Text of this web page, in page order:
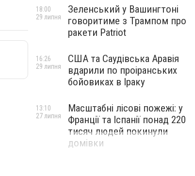
Зеленський у Вашингтоні
говоритиме з Трампом про
ракети Patriot
18:00
29 липня
США та Саудівська Аравія
вдарили по проіранських
бойовиках в Іраку
16:26
29 липня
Масштабні лісові пожежі: у
Франції та Іспанії понад 220
тисяч людей покинули
домівки
13:10
27 липня